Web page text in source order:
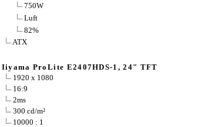
750W
Luft
82%
ATX
Iiyama ProLite E2407HDS-1, 24" TFT
1920 x 1080
16:9
2ms
300 cd/m²
10000 : 1